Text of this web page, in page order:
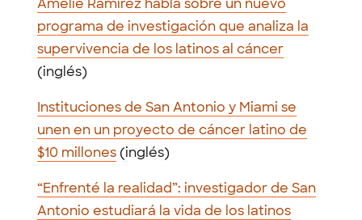
Amelie Ramírez habla sobre un nuevo
programa de investigación que analiza la
supervivencia de los latinos al cáncer
(inglés)
Instituciones de San Antonio y Miami se
unen en un proyecto de cáncer latino de
$10 millones(inglés)
“Enfrenté la realidad”: investigador de San
Antonio estudiará la vida de los latinos